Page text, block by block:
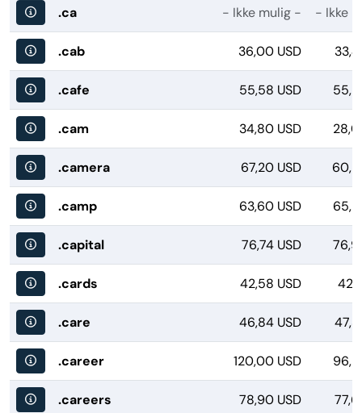
.ca - Ikke mulig - - Ikke
.cab 36,00 USD
.cafe 55,58 USD
.cam 34,80 USD
.camera 67,20 USD
.camp 63,60 USD
.capital 76,74 USD
.cards 42,58 USD
.care 46,84 USD
.career 120,00 USD
.careers 78,90 USD